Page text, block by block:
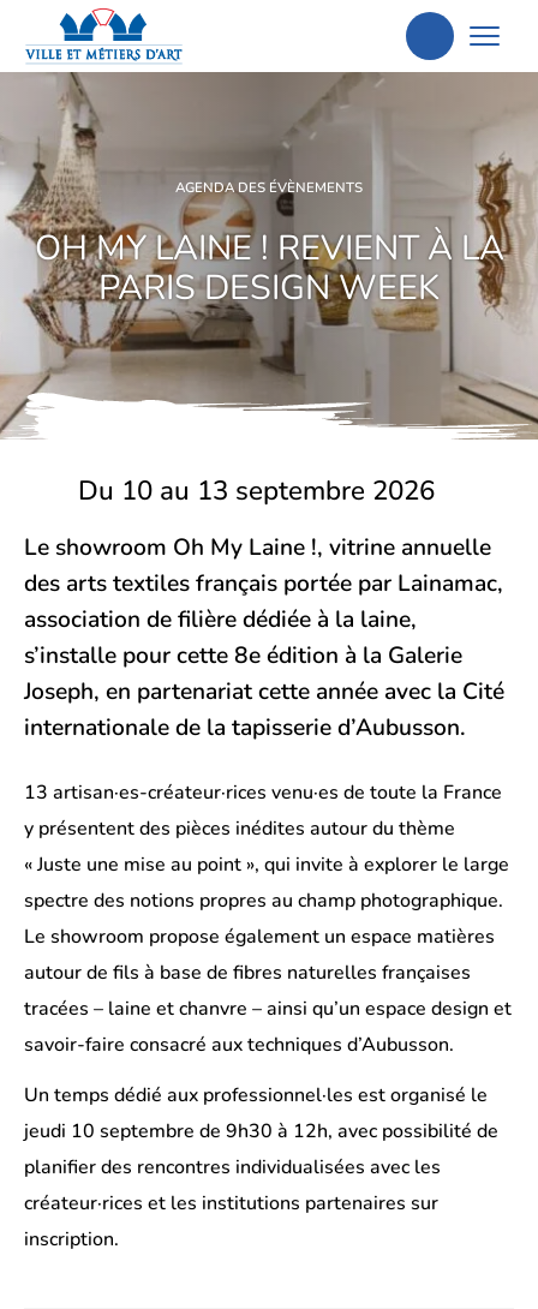
Aller
recherche
AGENDA DES ÉVÈNEMENTS
OH MY LAINE ! REVIENT À LA
PARIS DESIGN WEEK
Du 10 au 13 septembre 2026
Le showroom Oh My Laine !, vitrine annuelle
des arts textiles français portée par Lainamac,
association de filière dédiée à la laine,
s’installe pour cette 8e édition à la Galerie
Joseph, en partenariat cette année avec la Cité
internationale de la tapisserie d’Aubusson.
13 artisan·es-créateur·rices venu·es de toute la France
y présentent des pièces inédites autour du thème
« Juste une mise au point », qui invite à explorer le large
spectre des notions propres au champ photographique.
Le showroom propose également un espace matières
autour de fils à base de fibres naturelles françaises
tracées – laine et chanvre – ainsi qu’un espace design et
savoir-faire consacré aux techniques d’Aubusson.
Un temps dédié aux professionnel·les est organisé le
jeudi 10 septembre de 9h30 à 12h, avec possibilité de
planifier des rencontres individualisées avec les
créateur·rices et les institutions partenaires sur
inscription.